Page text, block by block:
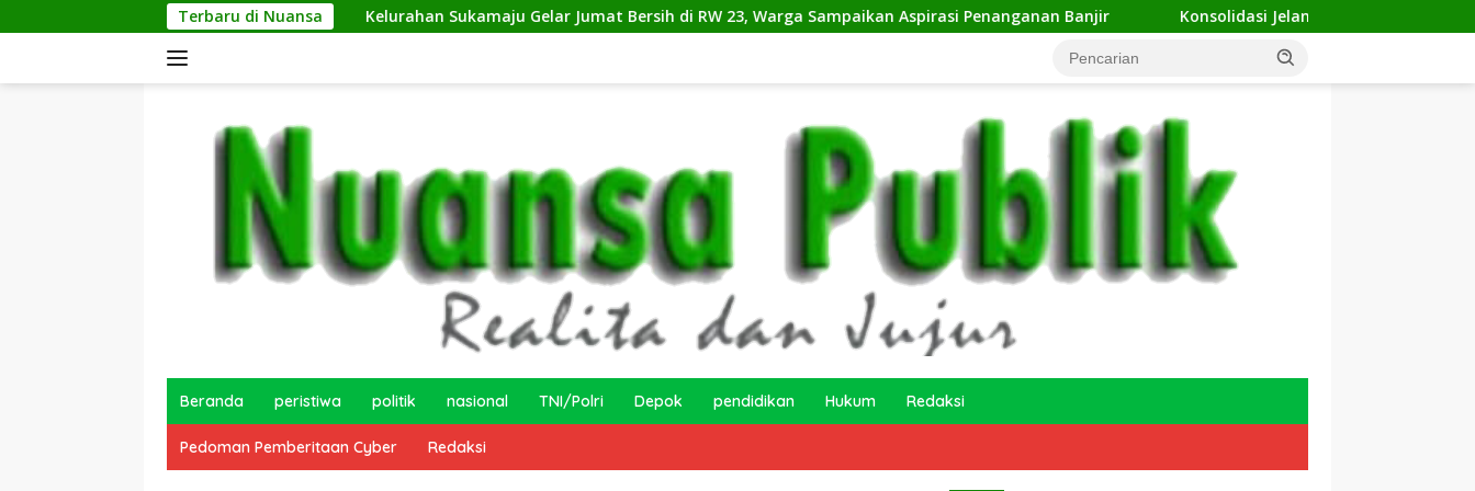
ke
Terbaru di Nuansa
Kelurahan Sukamaju Gelar Jumat Bersih di RW 23, Warga Sampaikan Aspirasi Penanganan Banjir Konsolidasi Jelang Musda, 11 DPC ForKABI Depok
Beranda peristiwa politik nasional TNI/Polri Depok pendidikan Hukum Redaksi
Pedoman Pemberitaan Cyber Redaksi